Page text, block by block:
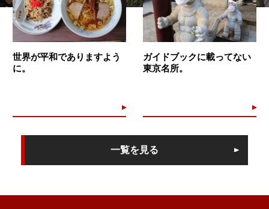
世界が平和でありますよう
に。
ガイドブックに載ってない
東京名所。
一覧を見る